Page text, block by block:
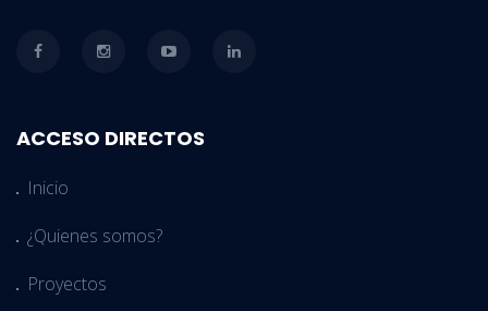
ACCESO DIRECTOS
Inicio
¿Quienes somos?
Proyectos